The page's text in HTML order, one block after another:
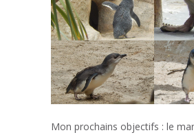
Mon prochains objectifs : le